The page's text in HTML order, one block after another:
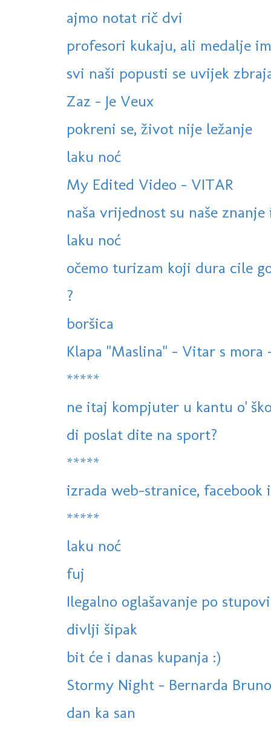
ajmo notat rič dvi
profesori kukaju, ali medalje
svi naši popusti se uvijek
Zaz - Je Veux
pokreni se, život nije ležanje
laku noć
My Edited Video - VITAR
naša vrijednost su naše
laku noć
očemo turizam koji dura cile
?
boršica
Klapa "Maslina" - Vitar s mora
*****
ne itaj kompjuter u kantu o'
di poslat dite na sport?
*****
izrada web-stranice, facebook
*****
laku noć
fuj
Ilegalno oglašavanje po
divlji šipak
bit će i danas kupanja :)
Stormy Night - Bernarda
dan ka san